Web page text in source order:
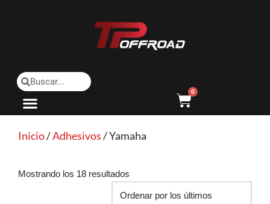
0
Inicio/Adhesivos/ Yamaha
Mostrando los 18 resultados